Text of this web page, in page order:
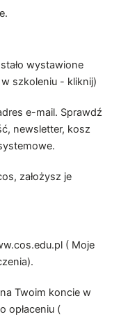
wystawione
szkoleniu - kliknij)
e-mail. Sprawdź
newsletter, kosz
założysz je
( Moje
Twoim koncie w
opłaceniu (